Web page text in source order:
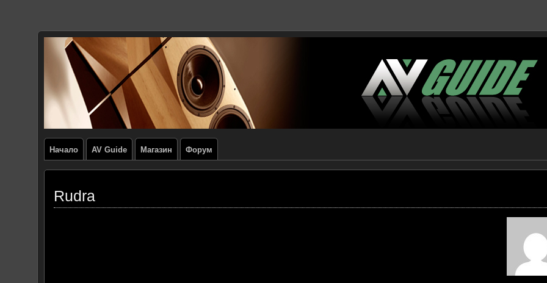
Начало AV Guide Магазин Форум
Rudra